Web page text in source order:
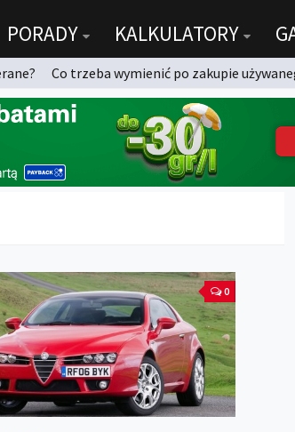
PORADY KALKULATORY
Co trzeba wymienić po zakupie
0